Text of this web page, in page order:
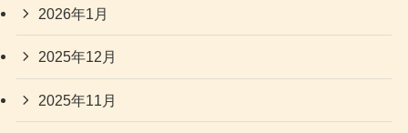
2026年1月
2025年12月
2025年11月